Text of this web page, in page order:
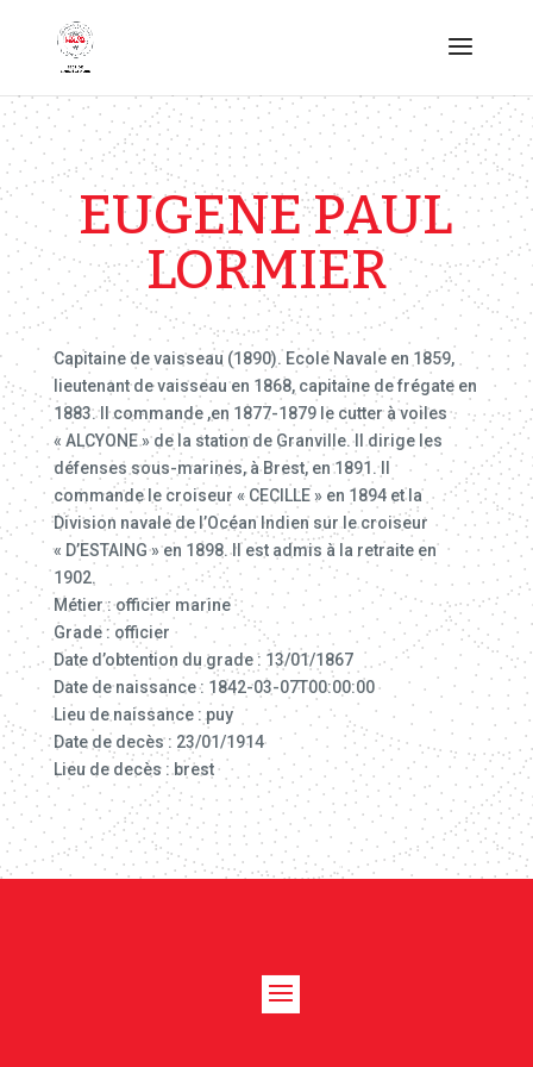
EUGENE PAUL
LORMIER
Capitaine de vaisseau (1890). Ecole Navale en 1859,
lieutenant de vaisseau en 1868, capitaine de frégate en
1883. Il commande ,en 1877-1879 le cutter à voiles
« ALCYONE » de la station de Granville. Il dirige les
défenses sous-marines, à Brest, en 1891. Il
commande le croiseur « CECILLE » en 1894 et la
Division navale de l’Océan Indien sur le croiseur
« D’ESTAING » en 1898. Il est admis à la retraite en
1902.
Métier : officier marine
Grade : officier
Date d’obtention du grade : 13/01/1867
Date de naissance : 1842-03-07T00:00:00
Lieu de naissance : puy
Date de decès : 23/01/1914
Lieu de decès : brest